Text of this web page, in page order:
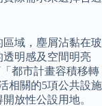
域，塵屑沾黏在玻
明感及空間明亮
都市計畫容積移轉
相關的5項公共設施
放性公設用地。